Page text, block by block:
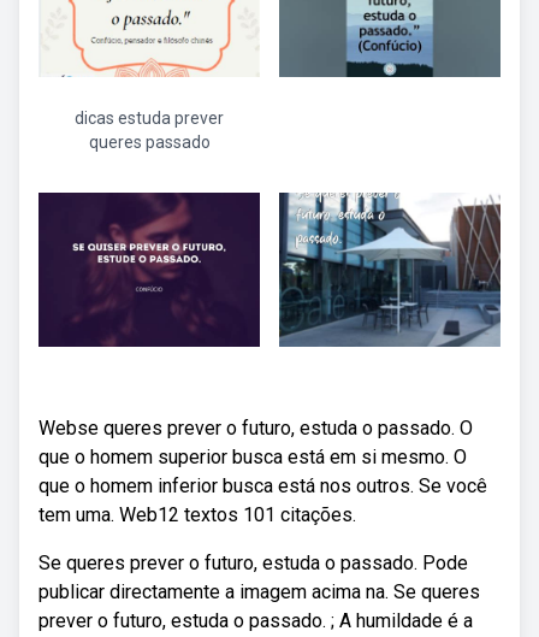
dicas estuda prever
queres passado
Webse queres prever o futuro, estuda o passado. O
que o homem superior busca está em si mesmo. O
que o homem inferior busca está nos outros. Se você
tem uma. Web12 textos 101 citações.
Se queres prever o futuro, estuda o passado. Pode
publicar directamente a imagem acima na. Se queres
prever o futuro, estuda o passado. ; A humildade é a